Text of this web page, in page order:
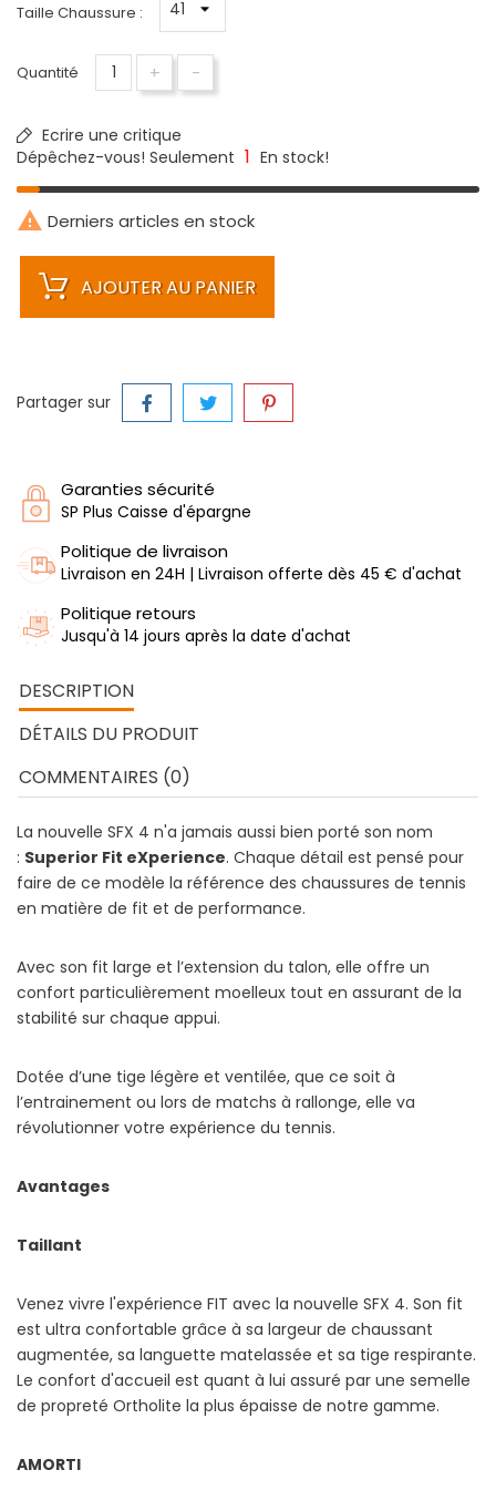
Taille Chaussure :
Quantité + -
Ecrire une critique
Dépêchez-vous! Seulement 1 En stock!
 Derniers articles en stock
AJOUTER AU PANIER
Partager sur
Garanties sécurité
SP Plus Caisse d'épargne
Politique de livraison
Livraison en 24H | Livraison offerte dès 45 € d'achat
Politique retours
Jusqu'à 14 jours après la date d'achat
DESCRIPTION
DÉTAILS DU PRODUIT
COMMENTAIRES (0)
La nouvelle SFX 4 n'a jamais aussi bien porté son nom
: Superior Fit eXperience. Chaque détail est pensé pour
faire de ce modèle la référence des chaussures de tennis
en matière de fit et de performance.
Avec son fit large et l’extension du talon, elle offre un
confort particulièrement moelleux tout en assurant de la
stabilité sur chaque appui.
Dotée d’une tige légère et ventilée, que ce soit à
l’entrainement ou lors de matchs à rallonge, elle va
révolutionner votre expérience du tennis.
Avantages
Taillant
Venez vivre l'expérience FIT avec la nouvelle SFX 4. Son fit
est ultra confortable grâce à sa largeur de chaussant
augmentée, sa languette matelassée et sa tige respirante.
Le confort d'accueil est quant à lui assuré par une semelle
de propreté Ortholite la plus épaisse de notre gamme.
AMORTI